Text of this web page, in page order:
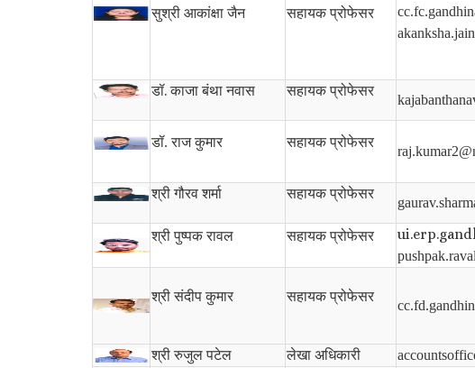
सुश्री आकांक्षा जैन सहायक प्रोफेसर
डॉ.काजा बंथा नवास सहायक प्रोफेसर
डॉ. राज कुमार सहायक प्रोफेसर
श्री गौरव शर्मा
सहायक प्रोफेसर
श्री पुष्पक रावल सहायक प्रोफेसर
श्री संदीप कुमार सहायक प्रोफेसर
श्री रुजुल पटेल लेखा अधिकारी